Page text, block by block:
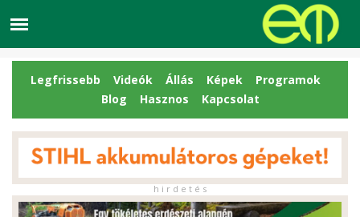
Legfrissebb Videók Állás Képek
Programok
Blog
Hasznos Kapcsolat
h i r d e t é s